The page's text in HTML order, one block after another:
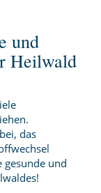
und
Heilwald
das
gesunde und